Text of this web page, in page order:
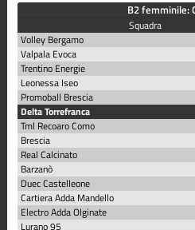
B2 femminile:
Squadra
Volley Bergamo
Valpala Evoca
Trentino Energie
Leonessa Iseo
Promoball Brescia
Delta Torrefranca
Tml Recoaro Como
Brescia
Real Calcinato
Barzanò
Duec Castelleone
Cartiera Adda Mandello
Electro Adda Olginate
Lurano 95